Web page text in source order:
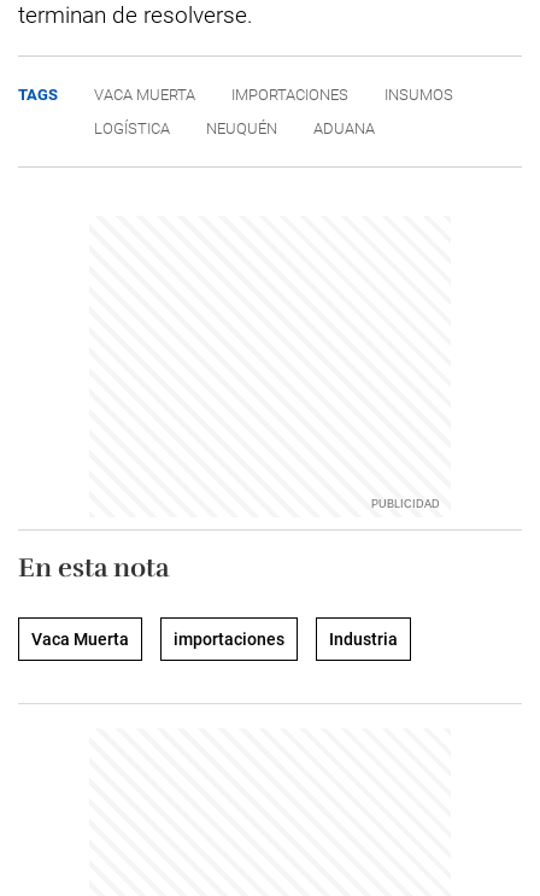
terminan de resolverse.
TAGS VACA MUERTA IMPORTACIONES
INSUMOS
LOGÍSTICA
NEUQUÉN ADUANA
En esta nota
Vaca Muerta importaciones Industria